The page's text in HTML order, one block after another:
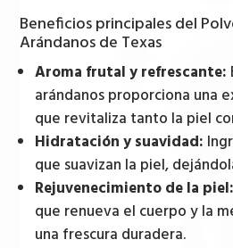
Beneficios principales del
Arándanos de Texas
Aroma frutal y refrescante:
arándanos proporciona una
que revitaliza tanto la piel
Hidratación y suavidad:
que suavizan la piel,
Rejuvenecimiento de la piel:
que renueva el cuerpo y la
una frescura duradera.